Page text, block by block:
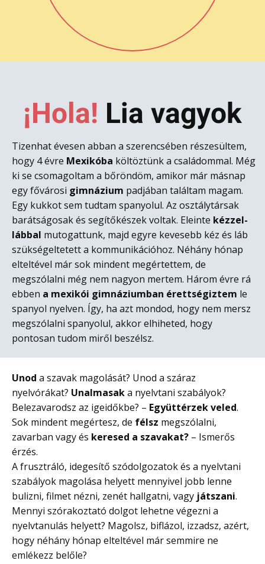
¡Hola! L​ia vagyok
Tizenhat évesen abban a szerencsében részesültem,
hogy 4 évre Mexikóba költöztünk a családommal. Még
ki se csomagoltam a bőröndöm, amikor már másnap
egy fővárosi gimnázium padjában találtam magam.
Egy kukkot sem tudtam spanyolul. Az osztálytársak
barátságosak és segítőkészek voltak. Eleinte kézzel-
lábbal mutogattunk, majd egyre kevesebb kéz és láb
szükségeltetett a kommunikációhoz. Néhány hónap
elteltével már sok mindent megértettem, de
megszólalni még nem nagyon mertem. Három évre rá
ebben a mexikói gimnáziumban érettségiztem le
spanyol nyelven. Így, ha azt mondod, hogy nem mersz
megszólalni spanyolul, akkor elhiheted, hogy
pontosan tudom miről beszélsz.
Unod a szavak magolását? Unod a száraz
nyelvórákat? Unalmasaka nyelvtani szabályok?
Belezavarodsz az igeidőkbe? – Együttérzek veled.
Sok mindent megértesz, de félsz megszólalni,
zavarban vagy és keresed a szavakat? – Ismerős
érzés.
A frusztráló, idegesítő szódolgozatok és a nyelvtani
szabályok magolása helyett mennyivel jobb lenne
bulizni, filmet nézni, zenét hallgatni, vagy játszani.
Mennyi szórakoztató dolgot lehetne végezni a
nyelvtanulás helyett? Magolsz, biflázol, izzadsz, azért,
hogy néhány hónap elteltével már semmire ne
emlékezz belőle?